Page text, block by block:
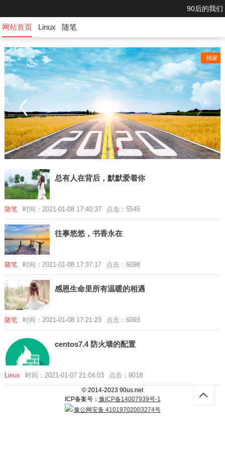
90后的我们
网站首页 Linux 随笔
独家
总有人在背后，默默爱着你
随笔 时间：2021-01-08 17:40:37 点击：5545
往事悠悠，书香永在
随笔 时间：2021-01-08 17:37:17 点击：6098
感恩生命里所有温暖的相遇
随笔 时间：2021-01-08 17:21:23 点击：6093
centos7.4 防火墙的配置
Linux 时间：2021-01-07 21:04:03 点击：9018
© 2014-2023 90us.net
ICP备案号： 豫ICP备14007939号-1
豫公网安备 41019702003274号